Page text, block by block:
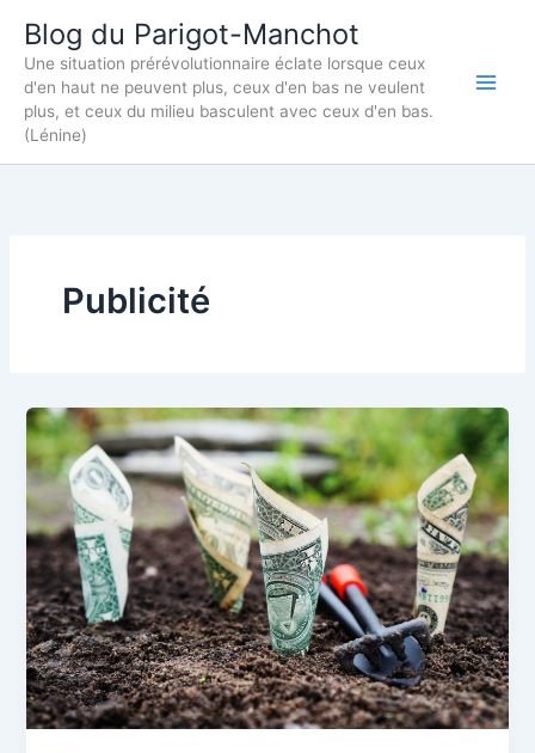
contenu
Blog du Parigot-Manchot
Une situation prérévolutionnaire éclate lorsque ceux
d'en haut ne peuvent plus, ceux d'en bas ne veulent
plus, et ceux du milieu basculent avec ceux d'en bas.
(Lénine)
Publicité